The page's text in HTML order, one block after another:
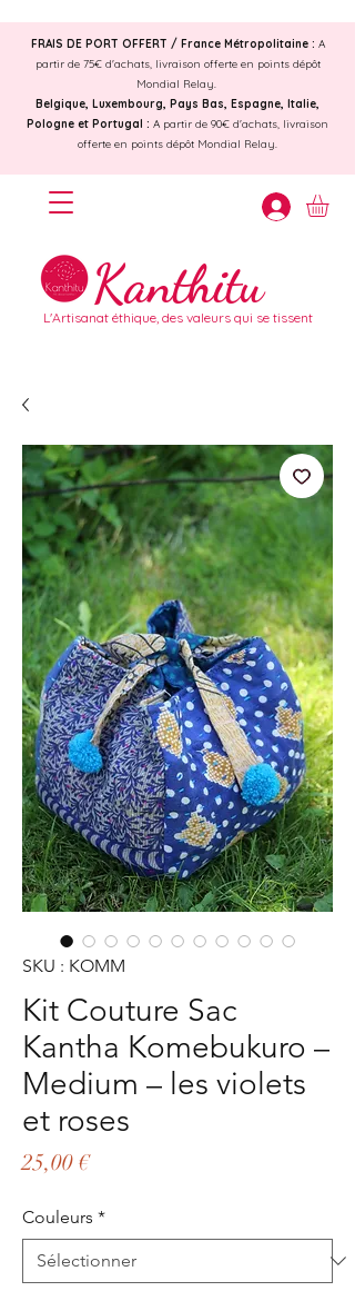
Kanthitu
L'Artisanat éthique, des valeurs qui se tissent
FRAIS DE PORT OFFERT / France Métropolitaine : A
partir de 75€ d'achats, livraison offerte en points dépôt
Mondial Relay.
Belgique, Luxembourg, Pays Bas, Espagne, Italie,
Pologne et Portugal : A partir de 90€ d'achats, livraison
offerte en points dépôt Mondial Relay.
SKU : KOMM
Kit Couture Sac
Kantha Komebukuro –
Medium – les violets
et roses
25,00 €Prix
Couleurs *